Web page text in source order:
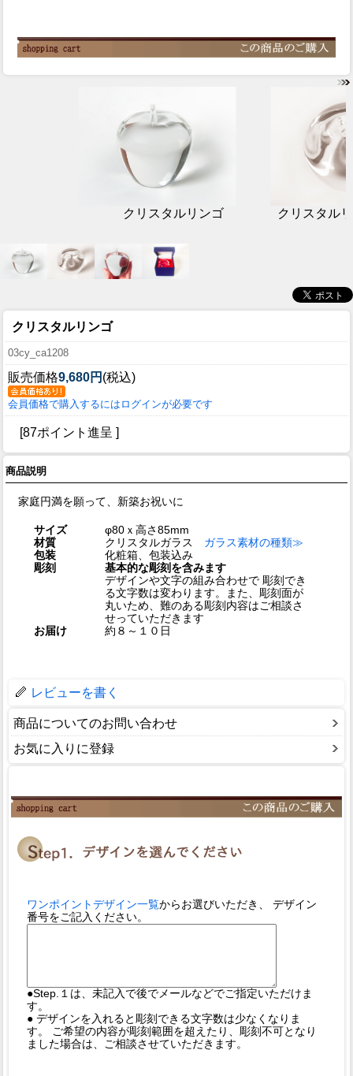
クリスタルリンゴ クリスタル
クリスタルリンゴ
03cy_ca1208
販売価格9,680円 (税込)
会員価格で購入するにはログインが必要です
[87ポイント進呈 ]
商品説明
家庭円満を願って、新築お祝いに
サイズ
φ80ｘ高さ85mm
材質
クリスタルガラス ガラス素材の種類≫
包装
化粧箱、包装込み
彫刻
基本的な彫刻を含みます
デザインや文字の組み合わせで 彫刻でき
る文字数は変わります。また、彫刻面が
丸いため、難のある彫刻内容はご相談さ
せっていただきます
お届け
約８～１０日
レビューを書く
商品についてのお問い合わせ
お気に入りに登録
ワンポイントデザイン一覧からお選びいただき、 デザイン
番号をご記入ください。
●Step.１は、未記入で後でメールなどでご指定いただけま
す。
● デザインを入れると彫刻できる文字数は少なくなりま
す。 ご希望の内容が彫刻範囲を超えたり、彫刻不可となり
ました場合は、ご相談させていただきます。